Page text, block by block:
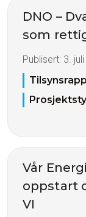
DNO –
som
Publisert: 3.
Vår
oppstart
VI